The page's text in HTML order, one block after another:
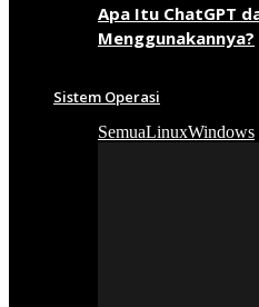
Apa Itu ChatGPT
Menggunakannya?
Sistem Operasi
SemuaLinuxWindows